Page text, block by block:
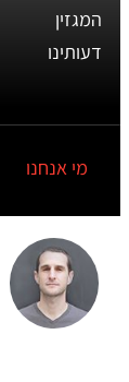
המגזין
דעותינו
מי אנחנו